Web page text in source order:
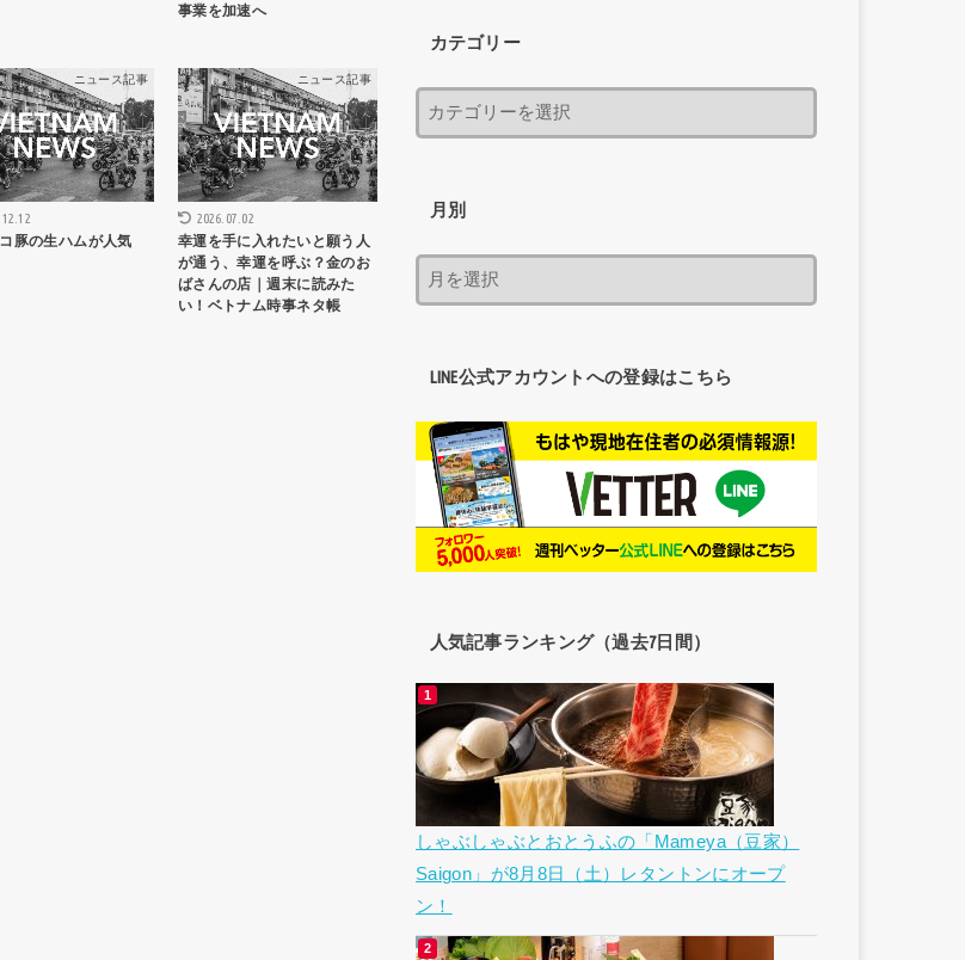
事業を加速へ
ニュース記事
豚の生ハムが人気
ニュース記事
2026.07.02
幸運を手に入れたいと願う人
が通う、幸運を呼ぶ？金のお
ばさんの店｜週末に読みた
い！ベトナム時事ネタ帳
カテゴリー
月別
LINE公式アカウントへの登録はこちら
人気記事ランキング（過去7日間）
しゃぶしゃぶとおとうふの「Mameya（豆家）
Saigon」が8月8日（土）レタントンにオープ
ン！